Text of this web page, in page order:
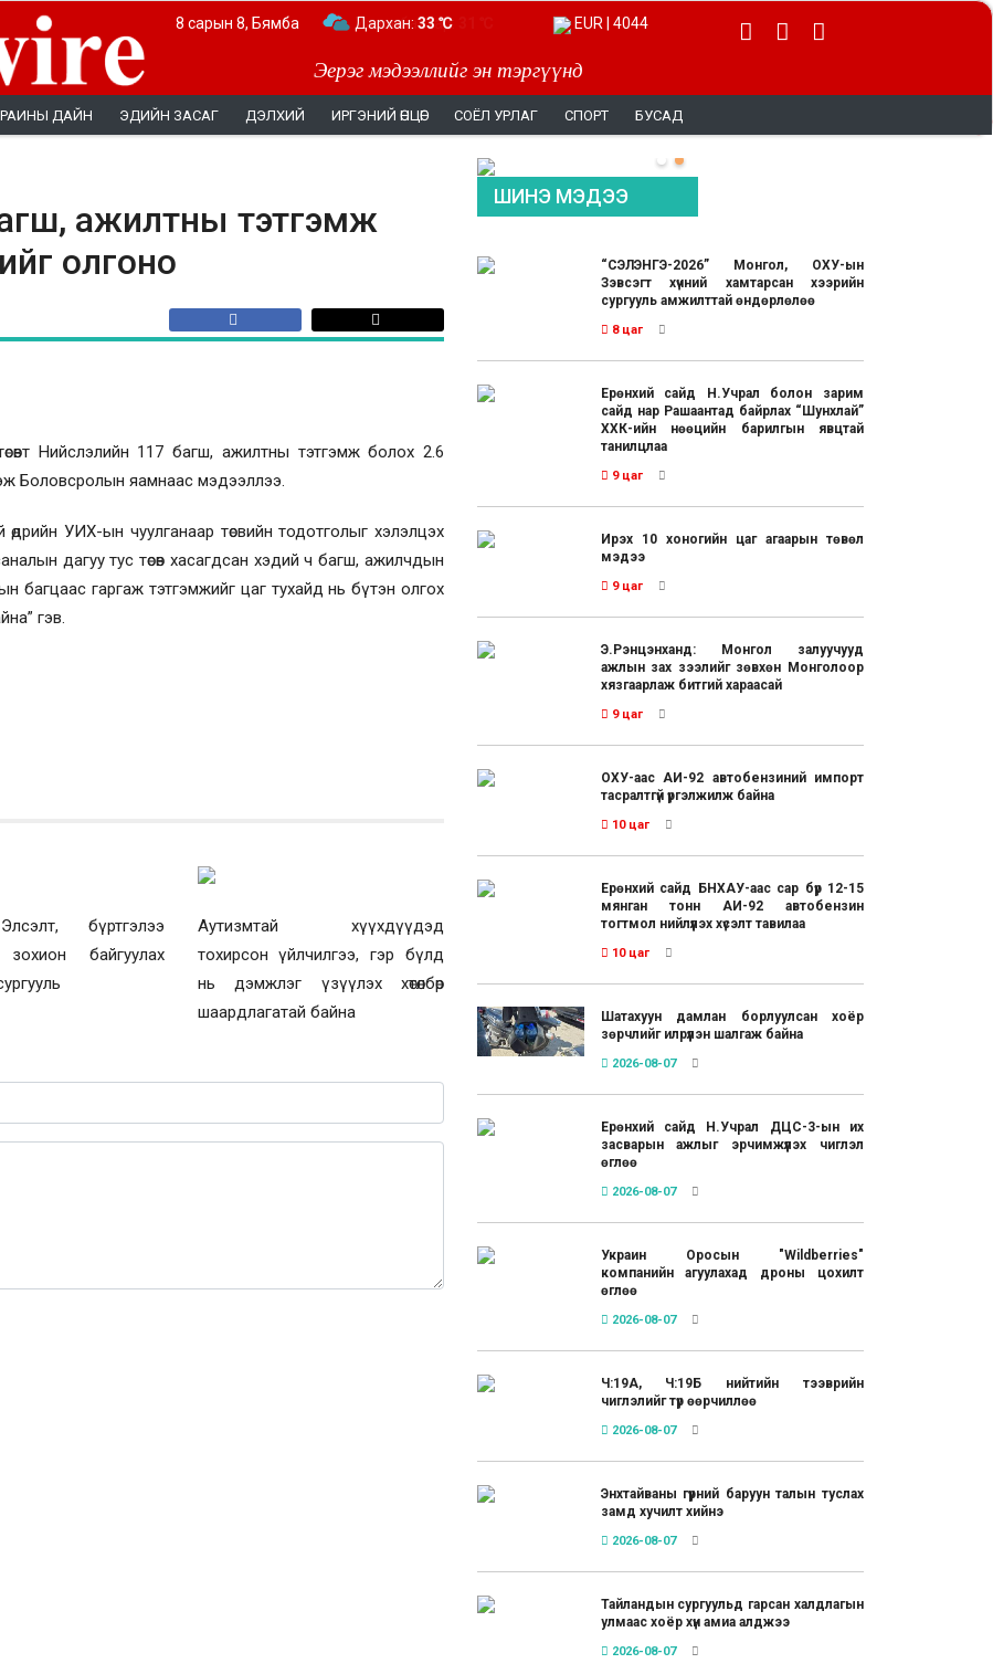
Эерэг мэдээллийг эн тэргүүнд
8 сарын 8, Бямба Дархан: 33 ℃ EUR | 4044
ДАЙН ЭДИЙН ЗАСАГ ДЭЛХИЙ ИРГЭНИЙ ӨНЦӨГ СОЁЛ УРЛАГ СПОРТ БУСАД
ажилтны тэтгэмж
олгоно
Нийслэлийн 117 багш, ажилтны тэтгэмж болох 2.6
Боловсролын яамнаас мэдээллээ.
УИХ-ын чуулганаар төсвийн тодотголыг хэлэлцэх
дагуу тус төсөв хасагдсан хэдий ч багш, ажилчдын
багцаас гаргаж тэтгэмжийг цаг тухайд нь бүтэн олгох
гэв.
бүртгэлээ
байгуулах
Аутизмтай хүүхдүүдэд
тохирсон үйлчилгээ, гэр бүлд
нь дэмжлэг үзүүлэх хөтөлбөр
шаардлагатай байна
ШИНЭ МЭДЭЭ
“СЭЛЭНГЭ-2026” Монгол, ОХУ-ын
Зэвсэгт хүчний хамтарсан хээрийн
сургууль амжилттай өндөрлөлөө
8 цаг
Ерөнхий сайд Н.Учрал болон зарим
сайд нар Рашаантад байрлах “Шунхлай”
ХХК-ийн нөөцийн барилгын явцтай
танилцлаа
9 цаг
Ирэх 10 хоногийн цаг агаарын төвөл
мэдээ
9 цаг
Э.Рэнцэнханд: Монгол залуучууд
ажлын зах зээлийг зөвхөн Монголоор
хязгаарлаж битгий хараасай
9 цаг
ОХУ-аас АИ-92 автобензиний импорт
тасралтгүй үргэлжилж байна
10 цаг
Ерөнхий сайд БНХАУ-аас сар бүр 12-15
мянган тонн АИ-92 автобензин
тогтмол нийлүүлэх хүсэлт тавилаа
10 цаг
Шатахуун дамлан борлуулсан хоёр
зөрчлийг илрүүлэн шалгаж байна
2026-08-07
Ерөнхий сайд Н.Учрал ДЦС-3-ын их
засварын ажлыг эрчимжүүлэх чиглэл
өглөө
2026-08-07
Украин Оросын "Wildberries"
компанийн агуулахад дроны цохилт
өглөө
2026-08-07
Ч:19А, Ч:19Б нийтийн тээврийн
чиглэлийг түр өөрчиллөө
2026-08-07
Энхтайваны гүүрний баруун талын туслах
замд хучилт хийнэ
2026-08-07
Тайландын сургуульд гарсан халдлагын
улмаас хоёр хүн амиа алджээ
2026-08-07